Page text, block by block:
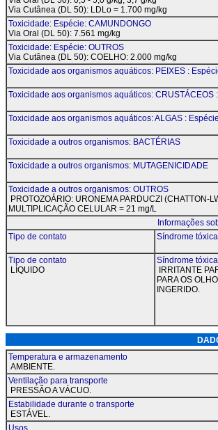
Via Cutânea (DL 50): LDLo = 1.700 mg/kg
Toxicidade: Espécie: CAMUNDONGO
Via Oral (DL 50): 7.561 mg/kg
Toxicidade: Espécie: OUTROS
Via Cutânea (DL 50): COELHO: 2.000 mg/kg
Toxicidade aos organismos aquáticos: PEIXES :
Toxicidade aos organismos aquáticos: CRUSTÁCEOS
Toxicidade aos organismos aquáticos: ALGAS : Espécie
Toxicidade a outros organismos: BACTÉRIAS
Toxicidade a outros organismos: MUTAGENICIDADE
Toxicidade a outros organismos: OUTROS
PROTOZOÁRIO: URONEMA PARDUCZI (CHATTON-
MULTIPLICAÇÃO CELULAR = 21 mg/L
Informações
Tipo de contato
Síndrome tóxica
Tipo de contato
LÍQUIDO
Síndrome tóxica
IRRITANTE
PARA OS
INGERIDO.
Temperatura e armazenamento
AMBIENTE.
Ventilação para transporte
PRESSÃO A VÁCUO.
Estabilidade durante o transporte
ESTÁVEL.
Usos